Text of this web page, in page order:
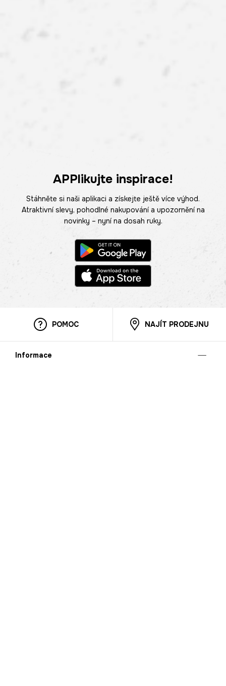
APPlikujte inspirace!
Stáhněte si naši aplikaci a získejte ještě více výhod.
Atraktivní slevy, pohodlné nakupování a upozornění na
novinky – nyní na dosah ruky.
POMOC NAJÍT PRODEJNU
Informace